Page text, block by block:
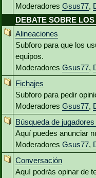
Moderadores Gsus77,
DEBATE SOBRE
Alineaciones
Subforo para que los
equipos.
Moderadores Gsus77,
Fichajes
Subforo para pedir
Moderadores Gsus77,
Búsqueda de
Aquí puedes anunciar
Moderadores Gsus77,
Conversación
Aquí podrás opinar de